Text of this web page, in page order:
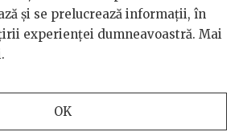
Générale, toate drepturile rezervate.
sustinut de
BRD GROUPE SOCIÉTÉ
și se prelucrează informații, în
experienței dumneavoastră. Mai
.
OK